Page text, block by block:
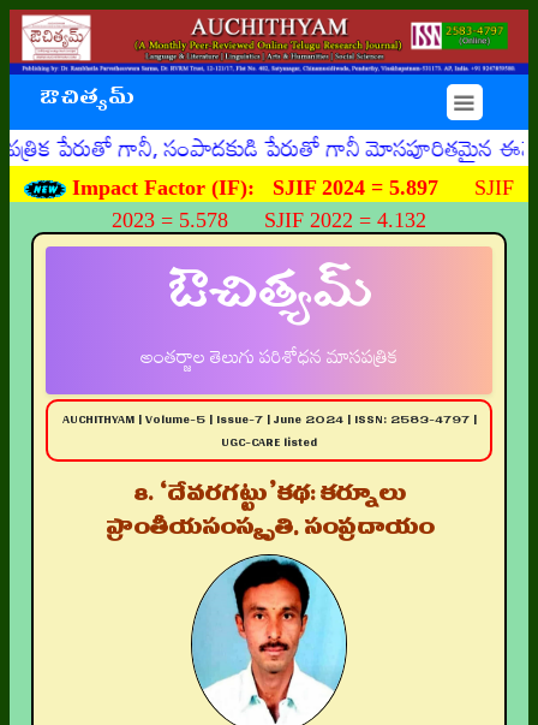
ఔచిత్యమ్ ☰
గానీ, సంపాదకుడి పేరుతో గానీ మోసపూరితమైన ఈమెయిళ్ళు,
Impact Factor (IF): SJIF 2024 = 5.897 SJIF
2023 = 5.578 SJIF 2022 = 4.132
ఔచిత్యమ్
అంతర్జాల తెలుగు పరిశోధన మాసపత్రిక
AUCHITHYAM | Volume-5 | Issue-7 | June 2024 | ISSN: 2583-4797 |
UGC-CARE listed
8. ‘దేవరగట్టు’కథ: కర్నూలు
ప్రాంతీయసంస్కృతి, సంప్రదాయం